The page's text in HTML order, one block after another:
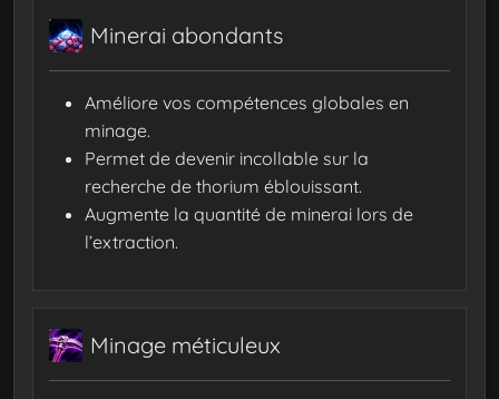
Minerai abondants
Améliore vos compétences globales en
minage.
Permet de devenir incollable sur la
recherche de thorium éblouissant.
Augmente la quantité de minerai lors de
l’extraction.
Minage méticuleux